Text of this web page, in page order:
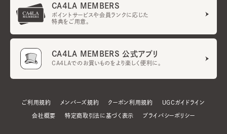
CA4LA MEMBERS
ポイントサービスや会員ランクに応じた
特典をご用意。
CA4LA MEMBERS 公式アプリ
CA4LAでのお買いものをより楽しく便利に。
ご利用規約 メンバーズ規約 クーポン利用規約 UGCガイドライン
会社概要 特定商取引法に基づく表示 プライバシーポリシー